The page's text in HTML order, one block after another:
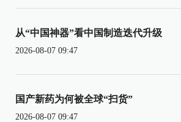
从“中国神器”看中国制造迭代升级
2026-08-07 09:47
国产新药为何被全球“扫货”
2026-08-07 09:47